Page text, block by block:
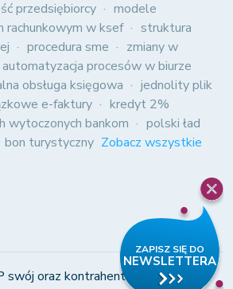
przedsiębiorcy
modele
rachunkowym w ksef
struktura
procedura sme
zmiany w
automatyzacja procesów w biurze
obsługa księgowa
jednolity plik
e-faktury
kredyt 2%
wytoczonych bankom
polski ład
bon turystyczny Zobacz wszystkie
swój oraz kontrahentów?